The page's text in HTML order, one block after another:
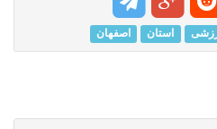
استان اصفهان